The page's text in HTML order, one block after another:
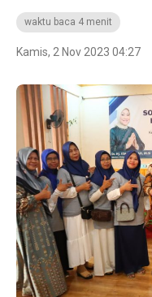
waktu baca 4 menit
Kamis, 2 Nov 2023 04:27